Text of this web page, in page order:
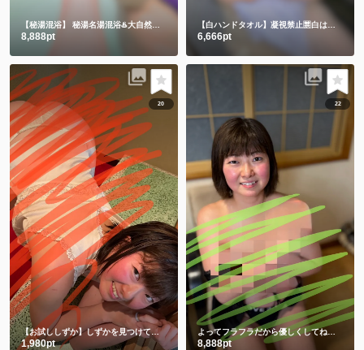
【秘湯混浴】 秘湯名湯混浴♨️大自然の中でハンドタオル㊙️
8,888pt
【白ハンドタオル】凝視禁止🈲白は透けちゃうって🫣
6,666pt
20
【お試ししずか】しずかを見つけて、選んでくれてありがとう💕💕
1,980pt
22
8,888pt